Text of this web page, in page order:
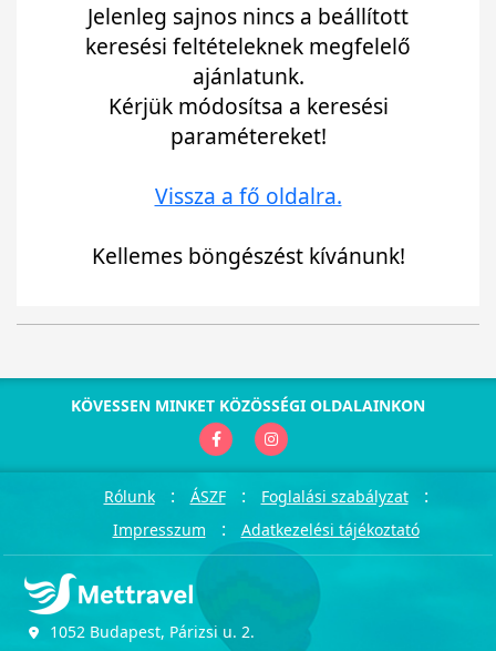
Jelenleg sajnos nincs a beállított
keresési feltételeknek megfelelő
ajánlatunk.
Kérjük módosítsa a keresési
paramétereket!
Vissza a fő oldalra.
Kellemes böngészést kívánunk!
KÖVESSEN MINKET KÖZÖSSÉGI OLDALAINKON
Rólunk : ÁSZF : Foglalási szabályzat :
Impresszum : Adatkezelési tájékoztató
1052 Budapest, Párizsi u. 2.